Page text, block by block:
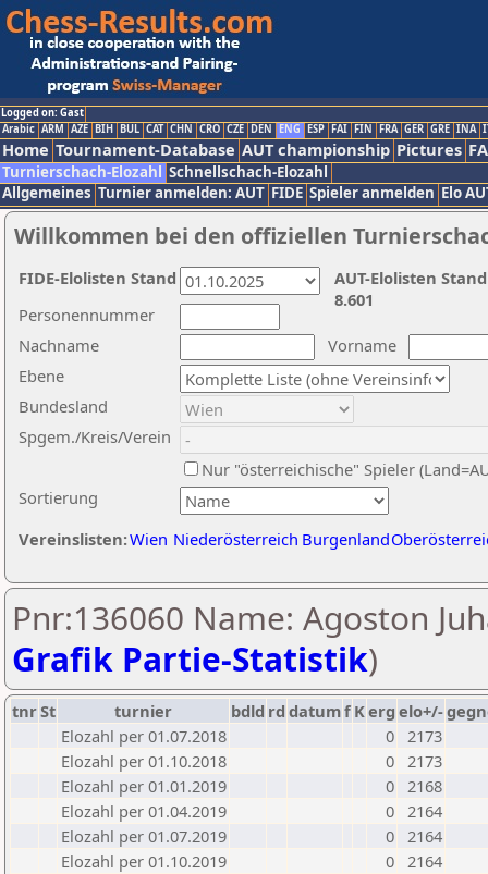
Logged on: Gast
Arabic ARM AZE BIH BUL CAT CHN CRO CZE DEN ENG ESP FAI FIN FRA GER GRE INA
Home Tournament-Database AUT championship Pictures
Turnierschach-Elozahl Schnellschach-Elozahl
Allgemeines Turnier anmelden: AUT FIDE Spieler anmelden Elo
Willkommen bei den offiziellen
Nachname
Vorname
Ebene
Sortierung
Personennummer
Bundesland
Spgem./Kreis/Verein
Nur "österreichische" Spieler
Vereinslisten:Wien Niederösterreich Burgenland
AUT-Elolisten
8.601
FIDE-Elolisten Stand
Pnr:136060 Name: Agoston
Grafik Partie-Statistik)
tnrSt turnier bdld rd datumf Kerg elo+/-
Elozahl per 01.07.2018
0 2173
Elozahl per 01.10.2018
0 2173
Elozahl per 01.01.2019
0 2168
Elozahl per 01.04.2019
0 2164
Elozahl per 01.07.2019
0 2164
Elozahl per 01.10.2019
0 2164